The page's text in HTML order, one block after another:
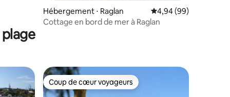
Hébergement ⋅ Raglan Évaluation moyenne
4,94 (99)
Cottage en bord de mer à Raglan
Coup de cœur voyageurs
Coup de cœur voyageurs